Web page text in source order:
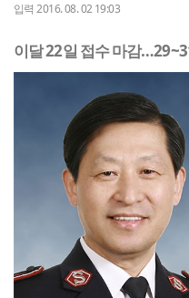
입력 2016. 08. 02 19:03
이달 22일 접수 마감